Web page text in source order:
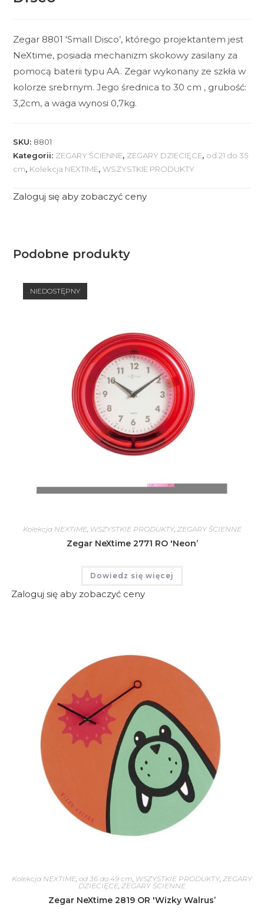
Zegar 8801 'Small Disco’, którego projektantem jest
NeXtime, posiada mechanizm skokowy zasilany za
pomocą baterii typu AA. Zegar wykonany ze szkła w
kolorze srebrnym. Jego średnica to 30 cm , grubość:
3,2cm, a waga wynosi 0,7kg.
SKU: 8801
Kategorii: ZEGARY ŚCIENNE, ZEGARY DZIECIĘCE, od 21 do 35
cm, Kolekcja NEXTIME,WSZYSTKIE PRODUKTY
Zaloguj się aby zobaczyć ceny
Podobne produkty
NIEDOSTĘPNY
Kolekcja NEXTIME, WSZYSTKIE PRODUKTY, ZEGARY ŚCIENNE
Zegar NeXtime 2771 RO 'Neon’
Dowiedz się więcej
Zaloguj się aby zobaczyć ceny
Kolekcja NEXTIME od 36 do 49 cm WSZYSTKIE PRODUKTY ZEGARY
DZIECIĘCE ZEGARY ŚCIENNE
Zegar NeXtime 2819 OR 'Wizky Walrus’